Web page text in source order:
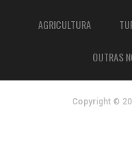
AGRICULTURA
OUTRAS
Copyright ©